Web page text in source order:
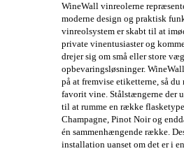
WineWall vinreolerne
moderne design og praktisk
vinreolsystem er skabt til at
private vinentusiaster og
drejer sig om små eller store
opbevaringsløsninger.
på at fremvise etiketterne, så
favorit vine. Stålstængerne der
til at rumme en række
Champagne, Pinot Noir og
én sammenhængende række.
installation uanset om det er i